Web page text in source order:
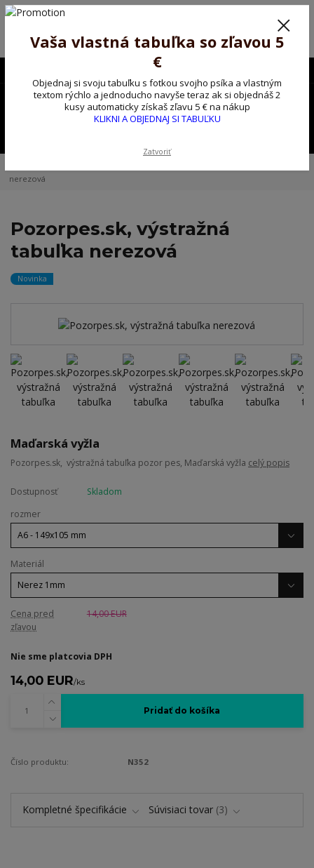
Poprosíme ctených zákazníkov o trpezlivosť, v tomto období máme
Preto sme Vám pripravili malý darček ako ospravedlnenie.
!!! ZĽAVA 5€ na PRVÚ objednávku nad 30€ s kódom pozorpes5 !!!
0,00 EUR
nerezová
Pozorpes.sk, výstražná
tabuľka nerezová
Novinka
Maďarská vyžla
Pozorpes.sk, výstražná tabuľka pozor pes, Maďarská vyžla celý popis
Dostupnosť
Skladom
rozmer
Materiál
Cena pred
zľavou
14,00 EUR
Nie sme platcovia DPH
14,00 EUR/ks
Pridať do košíka
Číslo produktu: N352
Kompletné špecifikácie Súvisiaci tovar 3
Vaša vlastná tabuľka so zľavou 5
€
Objednaj si svoju tabuľku s fotkou svojho psíka a vlastným
textom rýchlo a jednoducho navyše teraz ak si objednáš 2
kusy automaticky získaš zľavu 5 € na nákup
KLIKNI A OBJEDNAJ SI TABUĽKU
Zatvoriť